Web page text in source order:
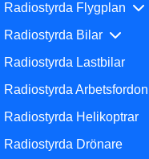
Radiostyrda Flygplan
Radiostyrda Bilar
Radiostyrda Lastbilar
Radiostyrda Arbetsfordon
Radiostyrda Helikoptrar
Radiostyrda Drönare